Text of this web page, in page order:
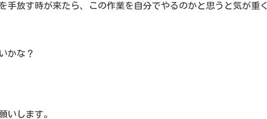
手放す時が来たら、この作業を自分でやるのかと思うと気が重く
かな？
いします。